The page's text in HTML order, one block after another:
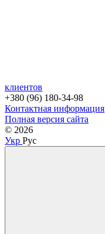
клиентов
+380 (96) 180-34-98
Контактная информация
Полная версия сайта
© 2026
Укр Рус